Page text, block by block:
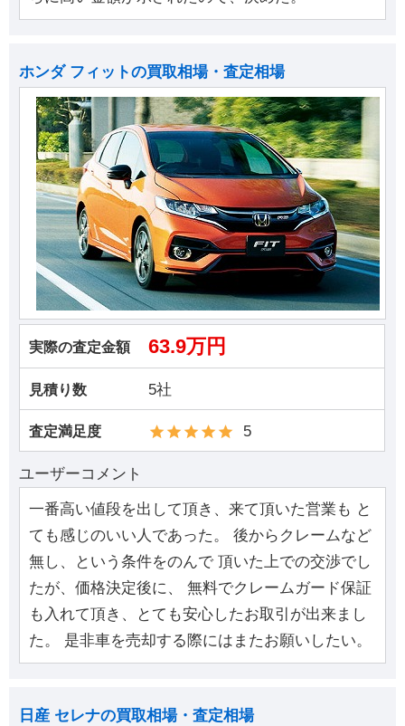
ホンダ フィットの買取相場・査定相場
実際の査定金額 63.9万円
見積り数 5社
査定満足度 5
ユーザーコメント
一番高い値段を出して頂き、来て頂いた営業も と
ても感じのいい人であった。 後からクレームなど
無し、という条件をのんで 頂いた上での交渉でし
たが、価格決定後に、 無料でクレームガード保証
も入れて頂き、とても安心したお取引が出来まし
た。 是非車を売却する際にはまたお願いしたい。
日産 セレナの買取相場・査定相場